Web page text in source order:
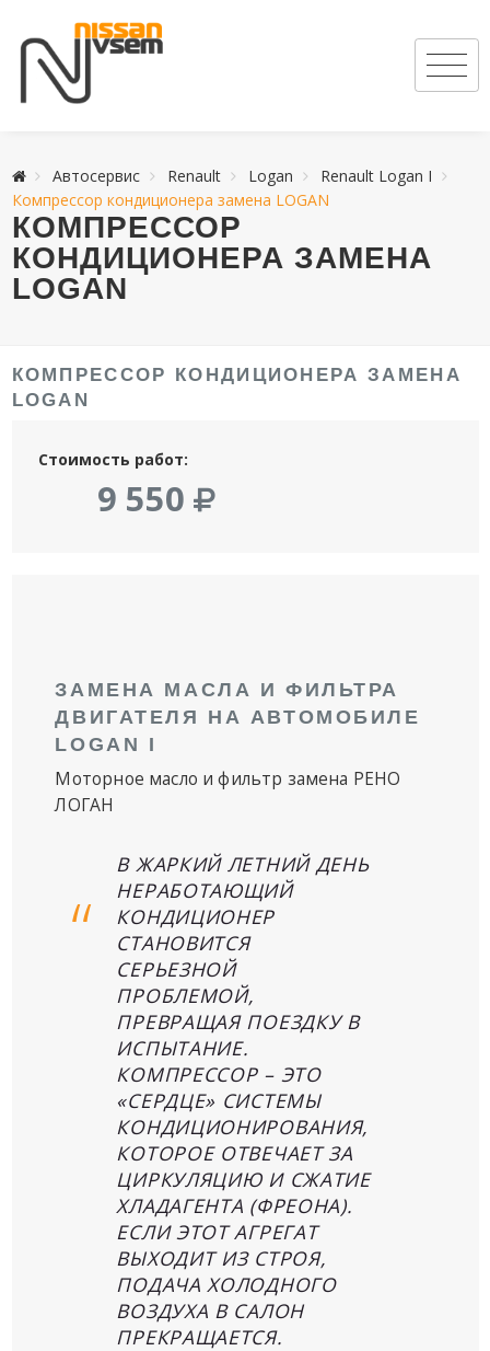
Автосервис Renault Logan
Renault Logan I
Компрессор кондиционера замена LOGAN
КОМПРЕССОР
КОНДИЦИОНЕРА ЗАМЕНА
LOGAN
КОМПРЕССОР КОНДИЦИОНЕРА ЗАМЕНА
LOGAN
Стоимость работ:
9 550
ЗАМЕНА МАСЛА И ФИЛЬТРА
ДВИГАТЕЛЯ НА АВТОМОБИЛЕ
LOGAN I
Моторное масло и фильтр замена РЕНО
ЛОГАН
В ЖАРКИЙ ЛЕТНИЙ ДЕНЬ
НЕРАБОТАЮЩИЙ
КОНДИЦИОНЕР
СТАНОВИТСЯ
СЕРЬЕЗНОЙ
ПРОБЛЕМОЙ,
ПРЕВРАЩАЯ ПОЕЗДКУ В
ИСПЫТАНИЕ.
КОМПРЕССОР – ЭТО
«СЕРДЦЕ» СИСТЕМЫ
КОНДИЦИОНИРОВАНИЯ,
КОТОРОЕ ОТВЕЧАЕТ ЗА
ЦИРКУЛЯЦИЮ И СЖАТИЕ
ХЛАДАГЕНТА (ФРЕОНА).
ЕСЛИ ЭТОТ АГРЕГАТ
ВЫХОДИТ ИЗ СТРОЯ,
ПОДАЧА ХОЛОДНОГО
ВОЗДУХА В САЛОН
ПРЕКРАЩАЕТСЯ.